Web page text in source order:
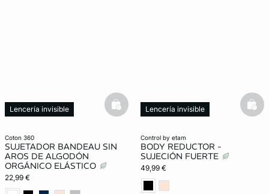
coton 360
SUJETADOR BANDEAU SIN
AROS DE ALGODÓN
ORGÁNICO ELÁSTICO
22,99 €
Lencería invisible basketfull
control by etam
BODY REDUCTOR -
SUJECIÓN FUERTE
49,99 €
Lencería invisible